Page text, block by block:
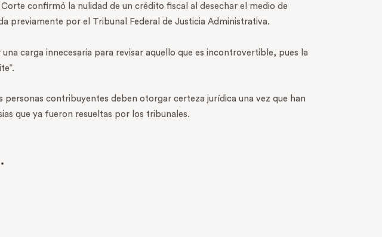
confirmó la nulidad de un crédito fiscal al desechar el medio de
previamente por el Tribunal Federal de Justicia Administrativa.
carga innecesaria para revisar aquello que es incontrovertible, pues la
contribuyentes deben otorgar certeza jurídica una vez que han
que ya fueron resueltas por los tribunales.